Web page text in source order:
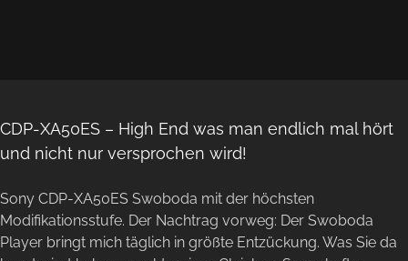
CDP-XA50ES – High End was man endlich mal hört
und nicht nur versprochen wird!
Sony CDP-XA50ES Swoboda mit der höchsten
Modifikationsstufe. Der Nachtrag vorweg: Der Swoboda
Player bringt mich täglich in größte Entzückung. Was Sie da